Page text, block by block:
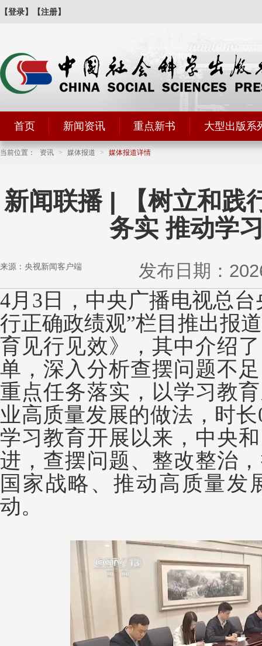
【登录】 【注册】
首页 新闻资讯 重点新书 大型出版系
当前位置： 资讯 > 媒体报道 > 媒体报道详情
新闻联播 | 【树立和践
务实 推动学
来源：央视新闻客户端 发布日期：
4月3日，中央广播电视总
行正确政绩观”栏目推出报
育见行见效》，其中介绍
单，深入分析查摆问题不
重点任务落实，以学习教
业高质量发展的做法，时
学习教育开展以来，中央
进，查摆问题、整改整治
国家战略、推动高质量发
动。